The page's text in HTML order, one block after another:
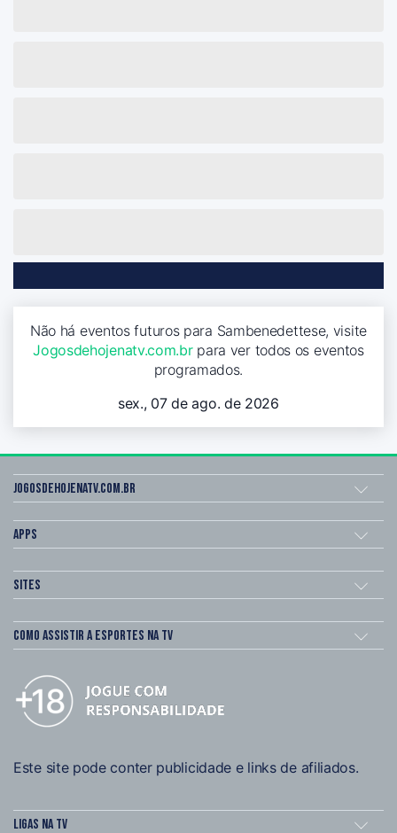
Não há eventos futuros para Sambenedettese, visite
Jogosdehojenatv.com.brpara ver todos os eventos
programados.
sex., 07 de ago. de 2026
Jogosdehojenatv.com.br
Apps
Sites
Como assistir a esportes na TV
Este site pode conter publicidade e links de afiliados.
Ligas na TV